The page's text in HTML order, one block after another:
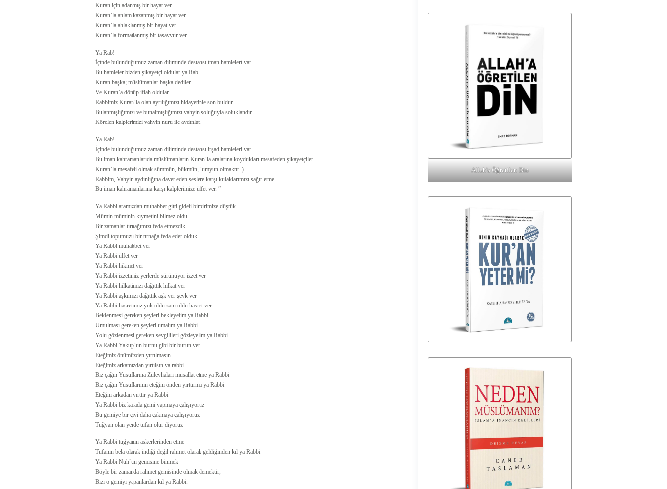
Kuran için adanmış bir hayat ver.
Kuran`la anlam kazanmış bir hayat ver.
Kuran`la ahlaklanmış bir hayat ver.
Kuran`la formatlanmış bir tasavvur ver.
Ya Rab!
İçinde bulunduğumuz zaman diliminde destansı iman hamleleri var.
Bu hamleler bizden şikayetçi oldular ya Rab.
Kuran başka; müslümanlar başka dediler.
Ve Kuran`a dönüp iflah oldular.
Rabbimiz Kuran`la olan ayrılığımızı hidayetinle son buldur.
Bulanmışlığımızı ve bunalmışlığımızı vahyin soluğuyla soluklandır.
Körelen kalplerimizi vahyin nuru ile aydınlat.
Ya Rab!
İçinde bulunduğumuz zaman diliminde destansı irşad hamleleri var.
Bu iman kahramanlarıda müslümanların Kuran`la aralarına koydukları mesafeden şikayetçiler.
Kuran`la mesafeli olmak sümmün, bükmün, `umyun olmaktır. )
Rabbim, Vahyin aydınlığına davet eden seslere karşı kulaklarımızı sağır etme.
Bu iman kahramanlarına karşı kalplerimize ülfet ver. ”
Ya Rabbi aramızdan muhabbet gitti gideli birbirimize düştük
Mümin müminin kıymetini bilmez oldu
Bir zamanlar tırnağımızı feda etmezdik
Şimdi topumuzu bir tırnağa feda eder olduk
Ya Rabbi muhabbet ver
Ya Rabbi ülfet ver
Ya Rabbi hikmet ver
Ya Rabbi izzetimiz yerlerde sürünüyor izzet ver
Ya Rabbi hilkatimizi dağıttık hilkat ver
Ya Rabbi aşkımızı dağıttık aşk ver şevk ver
Ya Rabbi hasretimiz yok oldu zani oldu hasret ver
Beklenmesi gereken şeyleri bekleyelim ya Rabbi
Umulması gereken şeyleri umalım ya Rabbi
Yolu gözlenmesi gereken sevgilileri gözleyelim ya Rabbi
Ya Rabbi Yakup`un burnu gibi bir burun ver
Eteğimiz önümüzden yırtılmasın
Eteğimiz arkamızdan yırtılsın ya rabbi
Biz çağın Yusuflarına Züleyhaları musallat etme ya Rabbi
Biz çağın Yusuflarının eteğini önden yırttırma ya Rabbi
Eteğini arkadan yırttır ya Rabbi
Ya Rabbi biz karada gemi yapmaya çalışıyoruz
Bu gemiye bir çivi daha çakmaya çalışıyoruz
Tuğyan olan yerde tufan olur diyoruz
Ya Rabbi tuğyanın askerlerinden etme
Tufanın bela olarak indiği değil rahmet olarak geldiğinden kıl ya Rabbi
Ya Rabbi Nuh`un gemisine binmek
Böyle bir zamanda rahmet gemisinde olmak demektir,
Bizi o gemiyi yapanlardan kıl ya Rabbi.
Allah'a Öğretilen Din